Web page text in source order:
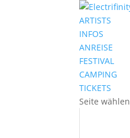
ARTISTS
INFOS
ANREISE
FESTIVAL
CAMPING
TICKETS
Seite wählen